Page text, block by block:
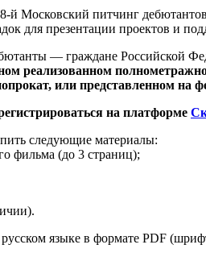
й Московский питчинг
для презентации проектов и
— граждане Российской
реализованном
или представленном на
на платформе
следующие материалы:
фильма (до 3 страниц);
языке в формате PDF